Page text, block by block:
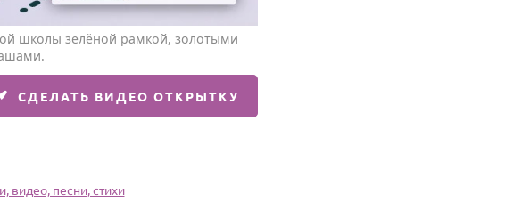
школы зелёной рамкой, золотыми
СДЕЛАТЬ ВИДЕО ОТКРЫТКУ
видео, песни, стихи